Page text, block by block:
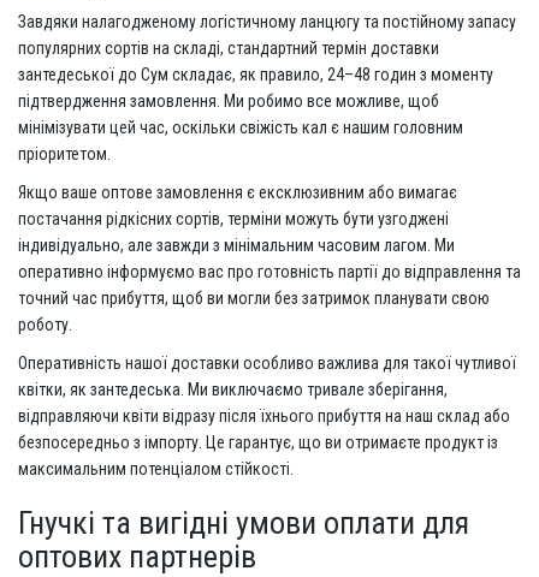
Завдяки налагодженому логістичному ланцюгу та постійному запасу
популярних сортів на складі, стандартний термін доставки
зантедеської до Сум складає, як правило, 24–48 годин з моменту
підтвердження замовлення. Ми робимо все можливе, щоб
мінімізувати цей час, оскільки свіжість кал є нашим головним
пріоритетом.
Якщо ваше оптове замовлення є ексклюзивним або вимагає
постачання рідкісних сортів, терміни можуть бути узгоджені
індивідуально, але завжди з мінімальним часовим лагом. Ми
оперативно інформуємо вас про готовність партії до відправлення та
точний час прибуття, щоб ви могли без затримок планувати свою
роботу.
Оперативність нашої доставки особливо важлива для такої чутливої ​​
квітки, як зантедеська. Ми виключаємо тривале зберігання,
відправляючи квіти відразу після їхнього прибуття на наш склад або
безпосередньо з імпорту. Це гарантує, що ви отримаєте продукт із
максимальним потенціалом стійкості.
Гнучкі та вигідні умови оплати для
оптових партнерів